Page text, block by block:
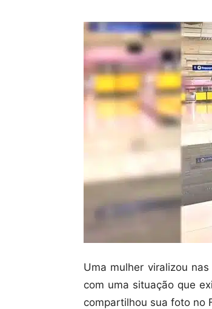
Uma mulher viralizou
com uma situação que
compartilhou sua foto no